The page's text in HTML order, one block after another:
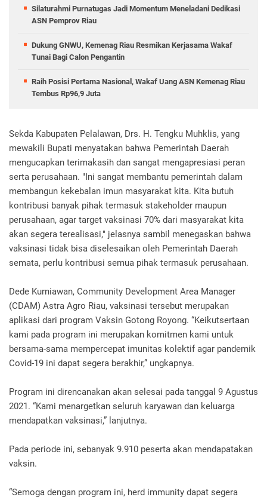
Silaturahmi Purnatugas Jadi Momentum Meneladani Dedikasi
ASN Pemprov Riau
Dukung GNWU, Kemenag Riau Resmikan Kerjasama Wakaf
Tunai Bagi Calon Pengantin
Raih Posisi Pertama Nasional, Wakaf Uang ASN Kemenag Riau
Tembus Rp96,9 Juta
Sekda Kabupaten Pelalawan, Drs. H. Tengku Muhklis, yang
mewakili Bupati menyatakan bahwa Pemerintah Daerah
mengucapkan terimakasih dan sangat mengapresiasi peran
serta perusahaan. "Ini sangat membantu pemerintah dalam
membangun kekebalan imun masyarakat kita. Kita butuh
kontribusi banyak pihak termasuk stakeholder maupun
perusahaan, agar target vaksinasi 70% dari masyarakat kita
akan segera terealisasi," jelasnya sambil menegaskan bahwa
vaksinasi tidak bisa diselesaikan oleh Pemerintah Daerah
semata, perlu kontribusi semua pihak termasuk perusahaan.
Dede Kurniawan, Community Development Area Manager
(CDAM) Astra Agro Riau, vaksinasi tersebut merupakan
aplikasi dari program Vaksin Gotong Royong. “Keikutsertaan
kami pada program ini merupakan komitmen kami untuk
bersama-sama mempercepat imunitas kolektif agar pandemik
Covid-19 ini dapat segera berakhir,” ungkapnya.
Program ini direncanakan akan selesai pada tanggal 9 Agustus
2021. “Kami menargetkan seluruh karyawan dan keluarga
mendapatkan vaksinasi,” lanjutnya.
Pada periode ini, sebanyak 9.910 peserta akan mendapatakan
vaksin.
“Semoga dengan program ini, herd immunity dapat segera